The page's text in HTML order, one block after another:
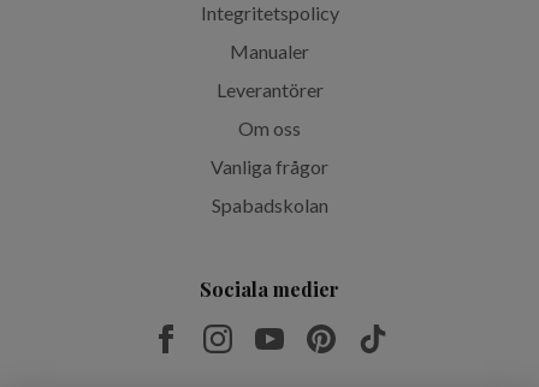
Integritetspolicy
Manualer
Leverantörer
Om oss
Vanliga frågor
Spabadskolan
Sociala medier